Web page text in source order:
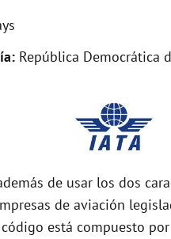
e
o
República Democrática
de usar los dos
de aviación
está compuesto